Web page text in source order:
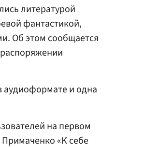
литературой
фантастикой,
Об этом сообщается
аудиоформате и одна
на первом
Примаченко «К себе